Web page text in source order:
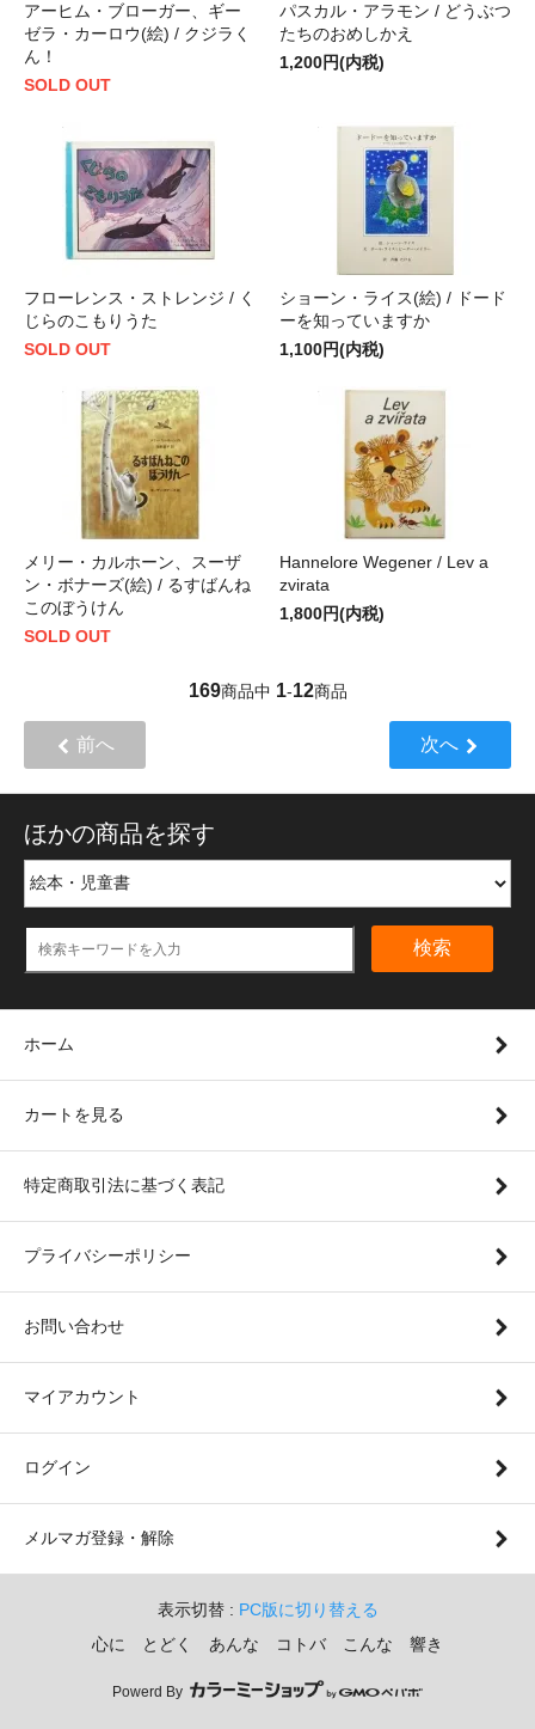
アーヒム・ブローガー、ギー
ゼラ・カーロウ(絵) / クジラく
ん！
SOLD OUT
パスカル・アラモン / どうぶつ
たちのおめしかえ
1,200円(内税)
フローレンス・ストレンジ / く
じらのこもりうた
SOLD OUT
ショーン・ライス(絵) / ドード
ーを知っていますか
1,100円(内税)
メリー・カルホーン、スーザ
ン・ボナーズ(絵) / るすばんね
このぼうけん
SOLD OUT
Hannelore Wegener / Lev a
zvirata
1,800円(内税)
169商品中 1-12商品
前へ 次へ
ほかの商品を探す
検索
ホーム
カートを見る
特定商取引法に基づく表記
プライバシーポリシー
お問い合わせ
マイアカウント
ログイン
メルマガ登録・解除
表示切替 : PC版に切り替える
心に とどく あんな コトバ こんな 響き
Powerd By